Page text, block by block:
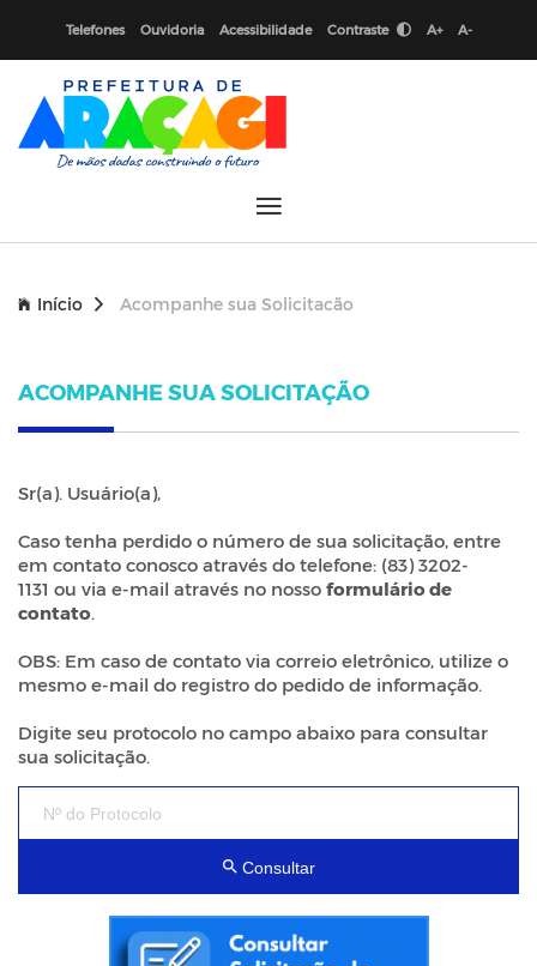
Telefones Ouvidoria Acessibilidade Contraste A+ A-
Início Acompanhe sua Solicitacão
ACOMPANHE SUA SOLICITAÇÃO
Sr(a). Usuário(a),
Caso tenha perdido o número de sua solicitação, entre
em contato conosco através do telefone: (83) 3202-
1131 ou via e-mail através no nosso formulário de
contato.
OBS: Em caso de contato via correio eletrônico, utilize o
mesmo e-mail do registro do pedido de informação.
Digite seu protocolo no campo abaixo para consultar
sua solicitação.
Consultar